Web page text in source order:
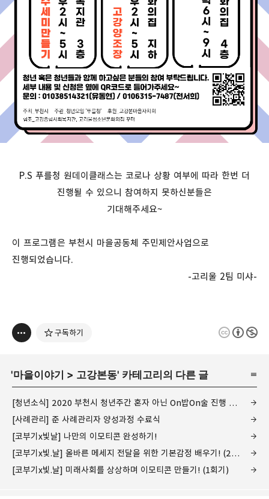
P.S 푸를청 원데이클래스는 코로나 상황 여부에 따라 한번 더
진행될 수 있으니 참여하지 못하신분들은
기대해주세요~
이 프로그램은 부천시 마을공동체 주민제안사업으로
진행되었습니다.
-고리울 2팀 미샤-
구독하기
'마을이야기 > 고강본동' 카테고리의 다른 글
[청년소식] 2020 부천시 청년주간 혼자 아닌 On밥On술 진행 후기
[사례관리] 준 사례관리자 양성과정 수료식
[코부기x빛날] 나만의 이모티콘 완성하기!
[코부기x빛.날] 올바른 메세지 전달을 위한 기본감정 배우기! (2회기)
[코부기x빛.날] 미래사회를 상상하며 이모티콘 만들기! (1회기)